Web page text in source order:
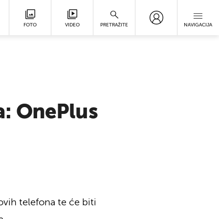
FOTO VIDEO PRETRAŽITE NAVIGACIJA
OnePlus
telefona te će biti